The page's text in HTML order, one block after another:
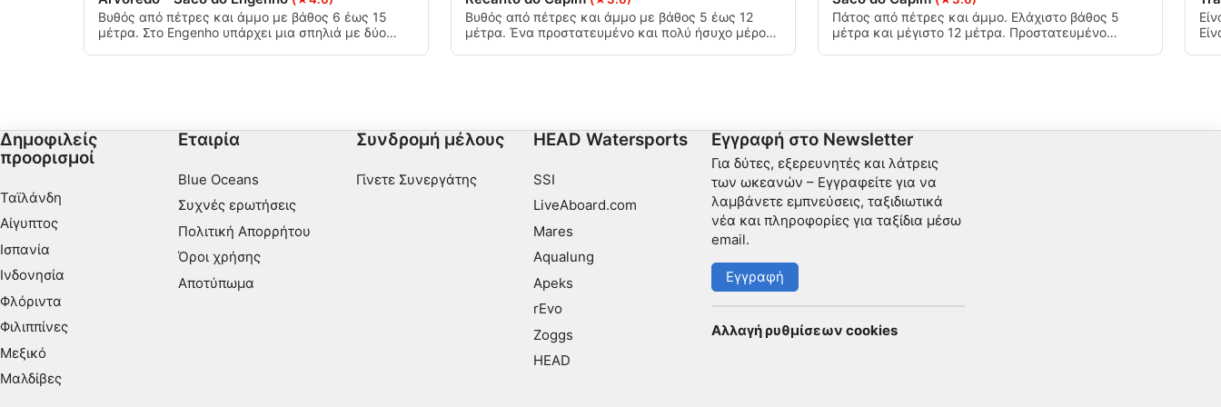
Βυθός από πέτρες και άμμο με βάθος 6 έως 15
μέτρα. Στο Engenho υπάρχει μια σπηλιά με δύο
Βυθός από πέτρες και άμμο με βάθος 5 έως 12
μέτρα. Ένα προστατευμένο και πολύ ήσυχο μέρος,
Πάτος από πέτρες και άμμο. Ελάχιστο βάθος 5
μέτρα και μέγιστο 12 μέτρα. Προστατευμένο
Δημοφιλείς
προορισμοί
Ταϊλάνδη
Αίγυπτος
Ισπανία
Ινδονησία
Φλόριντα
Φιλιππίνες
Μεξικό
Μαλδίβες
Εταιρία
Blue Oceans
Συχνές ερωτήσεις
Πολιτική Απορρήτου
Όροι χρήσης
Αποτύπωμα
Συνδρομή μέλους
Γίνετε Συνεργάτης
HEAD Watersports
SSI
LiveAboard.com
Mares
Aqualung
Apeks
rEvo
Zoggs
HEAD
Εγγραφή στο Newsletter
Για δύτες, εξερευνητές και λάτρεις
των ωκεανών – Εγγραφείτε για να
λαμβάνετε εμπνεύσεις, ταξιδιωτικά
νέα και πληροφορίες για ταξίδια μέσω
email.
Εγγραφή
Αλλαγή ρυθμίσεων cookies
Κατανόηση του κοινού μέσω στατιστικών στοιχείων ή συνδυασμών δεδομένων από
διαφορετικές πηγές
Ειδικά χαρακτηριστικά IAB:
Χρήση επακριβών δεδομένων γεωεντοπισμού
Αναγνώριση συσκευών με βάση πληροφορίες που ζητούνται ενεργά
Σκοποί επεξεργασίας που δεν αφορούν τη ΔΑΒ:
Απαραίτητη
Λειτουργικός